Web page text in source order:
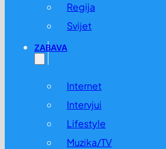
Regija
Svijet
ZABAVA
Internet
Intervjui
Lifestyle
Muzika/TV